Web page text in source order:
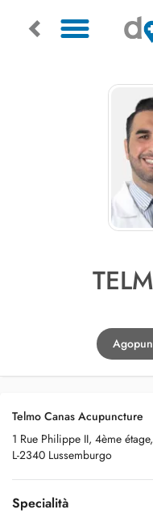
Telmo Canas Acupuncture
1 Rue Philippe II, 4ème étage,
L-2340 Lussemburgo
Specialità